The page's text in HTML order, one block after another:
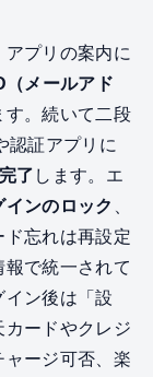
プリの案内に
（メールアド
す。続いて二段
認証アプリに
了 します。エ
インのロック
ド忘れは再設定
で統一されて
ン後は「設
カードやクレジ
ャージ可否、楽